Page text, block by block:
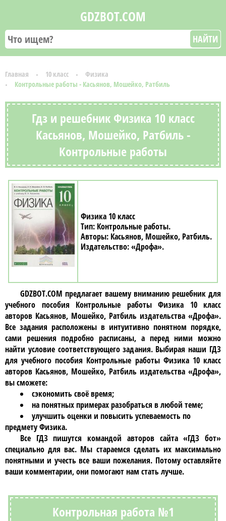
GDZBOT.COM
НАЙТИ
Главная 10 класс
Физика
Контрольные работы - Касьянов, Мошейко, Ратбиль
Гдз и решебник Физика 10 класс
Касьянов, Мошейко, Ратбиль -
Контрольные работы
Физика 10 класс
Контрольные работы
Касьянов, Мошейко, Ратбиль
«Дрофа»
GDZBOT.COM предлагает вашему вниманию решебник для
учебного пособия Контрольные работы Физика 10 класc
авторов Касьянов, Мошейко, Ратбиль издательства «Дрофа».
Все задания расположены в интуитивно понятном порядке,
сами решения подробно расписаны, а перед ними можно
найти условие соответствующего задания. Выбирая наши ГДЗ
для учебного пособия Контрольные работы Физика 10 класc
авторов Касьянов, Мошейко, Ратбиль издательства «Дрофа»,
вы сможете:
сэкономить своё время;
на понятных примерах разобраться в любой теме;
улучшить оценки и повысить успеваемость по
предмету Физика.
Все ГДЗ пишутся командой авторов сайта «ГДЗ бот»
специально для вас. Мы стараемся сделать их максимально
понятными и учесть все ваши пожелания. Потому оставляйте
ваши комментарии, они помогают нам стать лучше.
Контрольная работа №1